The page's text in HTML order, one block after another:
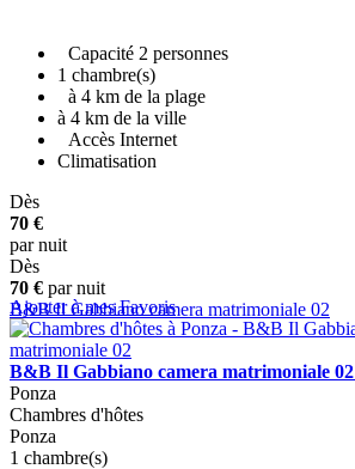
Capacité 2 personnes
1 chambre(s)
à 4 km de la plage
à 4 km de la ville
Accès Internet
Climatisation
Dès
70 €
par nuit
Dès
70 € par nuit
B&B Il Gabbiano camera matrimoniale 02
Ajouter à mes Favoris
B&B Il Gabbiano camera matrimoniale 02
Ponza
Chambres d'hôtes
Ponza
1 chambre(s)